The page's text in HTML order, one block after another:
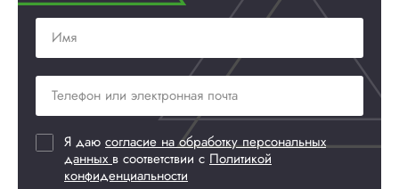
Я даю согласие на обработку персональных
данных в соответствии с Политикой
конфиденциальности